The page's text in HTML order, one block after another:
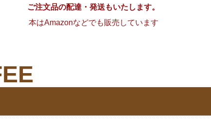
ご注文品の配達・発送もいたします。
本はAmazonなどでも販売しています